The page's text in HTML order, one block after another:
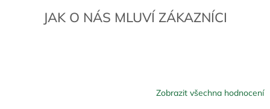
JAK O NÁS MLUVÍ ZÁKAZNÍCI
Zobrazit všechna hodnocení